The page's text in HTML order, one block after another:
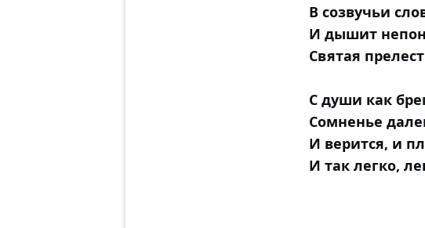
В созвучьи
И дышит
Святая
С души как
Сомненье
И верится, и
И так легко,